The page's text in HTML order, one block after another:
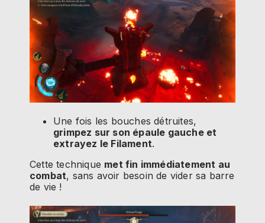
Une fois les bouches détruites,
grimpez sur son épaule gauche et
extrayez le Filament.
Cette technique met fin immédiatement au
combat, sans avoir besoin de vider sa barre
de vie !